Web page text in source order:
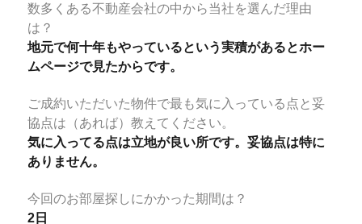
数多くある不動産会社の中から当社を選んだ理由
は？
地元で何十年もやっているという実積があるとホー
ムページで見たからです。
ご成約いただいた物件で最も気に入っている点と妥
協点は（あれば）教えてください。
気に入ってる点は立地が良い所です。妥協点は特に
ありません。
今回のお部屋探しにかかった期間は？
2日